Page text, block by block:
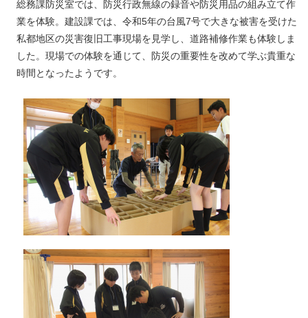
総務課防災室では、防災行政無線の録音や防災用品の組み立て作
業を体験。建設課では、令和5年の台風7号で大きな被害を受けた
私都地区の災害復旧工事現場を見学し、道路補修作業も体験しま
した。現場での体験を通じて、防災の重要性を改めて学ぶ貴重な
時間となったようです。